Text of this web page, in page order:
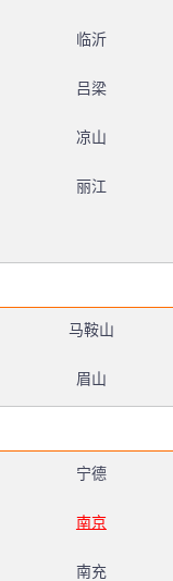
临沂
吕梁
凉山
丽江
马鞍山
眉山
宁德
南京
南充